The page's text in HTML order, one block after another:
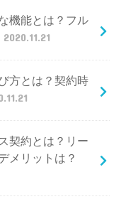
機能とは？フル
2020.11.21
方とは？契約時
契約とは？リー
メリットは？